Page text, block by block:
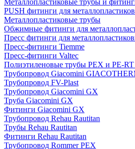
PUSH фитинги для
Металлопластиковые трубы
Обжимные фитинги для
Пресс фитинги для
Пресс-фитинги Tiemme
Пресс-фитинги Valtec
Полиэтиленовые трубы PEX и PE-
Трубопровод Giacomini
Трубопровод FV-Plast
Трубопровод Giacomini GX
Труба Giacomini GX
Фитинги Giacomini GX
Трубопровод Rehau Rautitan
Трубы Rehau Rautitan
Фитинги Rehau Rautitan
Трубопровод Rommer PEX